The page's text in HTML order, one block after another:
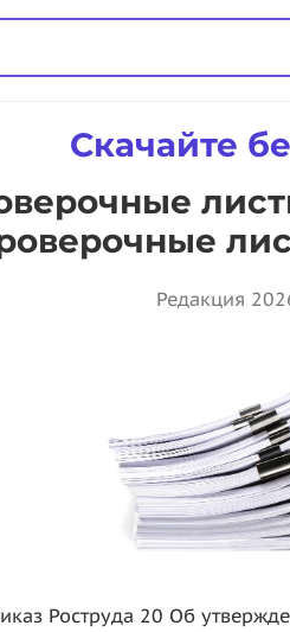
Скачайте
Редакция
Роструда 20 Об